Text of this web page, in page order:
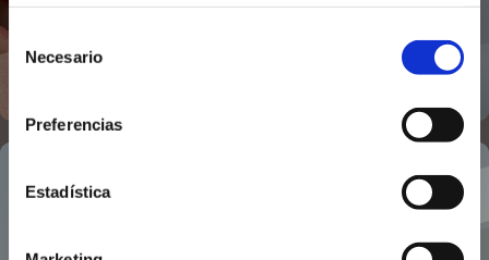
Selección
Necesario
Preferencias
Estadística
Estética Dental